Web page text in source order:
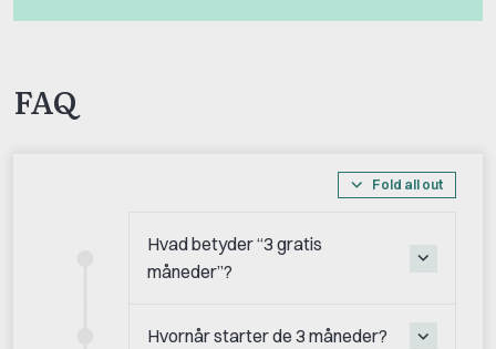
FAQ
Fold all out
Hvad betyder “3 gratis
måneder”?
Hvornår starter de 3 måneder?